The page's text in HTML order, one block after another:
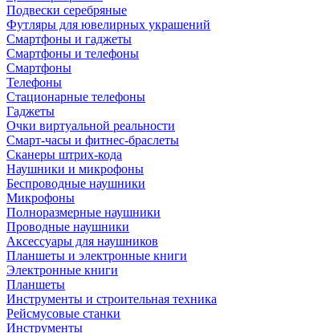
Подвески серебряные
Футляры для ювелирных украшений
Смартфоны и гаджеты
Смартфоны и телефоны
Смартфоны
Телефоны
Стационарные телефоны
Гаджеты
Очки виртуальной реальности
Смарт-часы и фитнес-браслеты
Сканеры штрих-кода
Наушники и микрофоны
Беспроводные наушники
Микрофоны
Полноразмерные наушники
Проводные наушники
Аксессуары для наушников
Планшеты и электронные книги
Электронные книги
Планшеты
Инструменты и строительная техника
Рейсмусовые станки
Инструменты